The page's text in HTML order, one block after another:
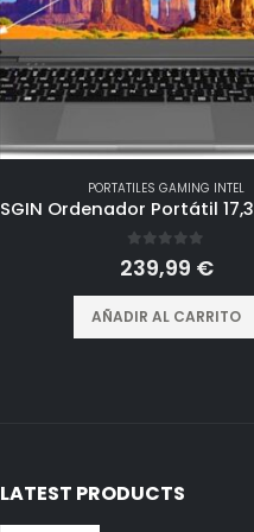
PORTATILES GAMING INTEL
out of 5
239,99 €
AÑADIR AL CARRITO
LATEST PRODUCTS